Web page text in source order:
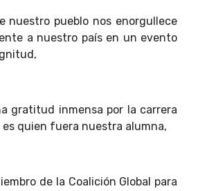
nuestro pueblo nos enorgullece
a nuestro país en un evento
gratitud inmensa por la carrera
quien fuera nuestra alumna,
de la Coalición Global para